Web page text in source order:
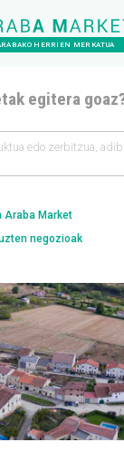
HERRIEN MERKATUA
egitera
edo zerbitzua,
Araba Market
negozioak